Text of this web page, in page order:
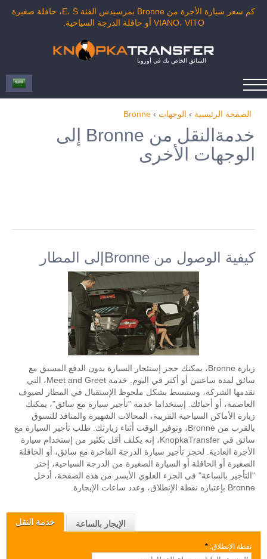
كم سعر سيارة الأجرة من Bronne بمرسيدس الفئة E، S، حافلة صغيرة
VIANO، VITO أو حافلة الدرجة السياحية.
السائق الخاص بك في أوروبا
الصفحة الرئيسية › الوجهات ›
Bronne
خدمة النقل الإيجار بالساعة
نقطة الإنطلاق: *
خدمةالنقل من Bronne إلى
الوجهات الأخرى
كيفية الوصول من Bronneإلى المطار
زيارة Bronne، يمكنك حجز إستئجار السيارة بدون الدفع المسبق مع
سائق لمدة ساعتين أو أكثر في اليوم. خدمة Meet and Greet، التي
تقدمها الشركة، وستبسط بشكل ملحوظ الإستقبال في المطار لضيوف
العاصمة، أو أحبائك. إستخداما خدمة "تأجير سيارة مع سائق"، يمكنك
زيارة الأماكن السياحية القريبة، المحالات الشهيرة والمنافذ للتسوق
بالقرب من Bronne، وتوفير الوقت أثناء زيارتك. طلب تأجير السيارة مع
سائق في KnopkaTransfer، إنه يكلف أقل بكثير من إستخدام سيارة
الأجرة العادية. لحجز تأجير سيارة الدرجة الفاخرة مع سائق، أو الحافلة
الصغيرة أو الحافلة أو السيارة الصغيرة من الدرجة السياحية، إختر
"التأجير بالساعة" في الجزء العلوي الأيسر من هذه الصفحة، أدخل
Bronne بإعتباره نقطة الإنطلاق، وعدد ساعات الإيجارة.